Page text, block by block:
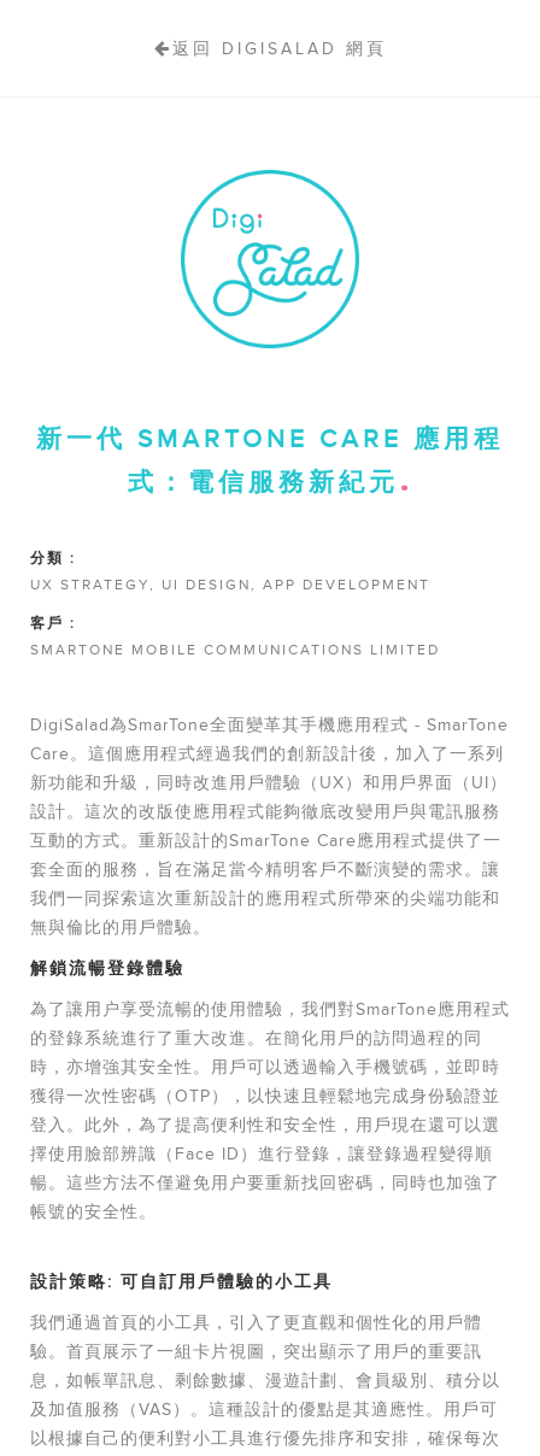
返回 DIGISALAD 網頁
新一代 SMARTONE CARE 應用程
式：電信服務新紀元
分類 :
UX STRATEGY, UI DESIGN, APP DEVELOPMENT
客戶 :
SMARTONE MOBILE COMMUNICATIONS LIMITED
DigiSalad為SmarTone全面變革其手機應用程式 - SmarTone
Care。這個應用程式經過我們的創新設計後，加入了一系列
新功能和升級，同時改進用戶體驗（UX）和用戶界面（UI）
設計。這次的改版使應用程式能夠徹底改變用戶與電訊服務
互動的方式。重新設計的SmarTone Care應用程式提供了一
套全面的服務，旨在滿足當今精明客戶不斷演變的需求。讓
我們一同探索這次重新設計的應用程式所帶來的尖端功能和
無與倫比的用戶體驗。
解鎖流暢登錄體驗
為了讓用户享受流暢的使用體驗，我們對SmarTone應用程式
的登錄系統進行了重大改進。在簡化用戶的訪問過程的同
時，亦增強其安全性。用戶可以透過輸入手機號碼，並即時
獲得一次性密碼（OTP），以快速且輕鬆地完成身份驗證並
登入。此外，為了提高便利性和安全性，用戶現在還可以選
擇使用臉部辨識（Face ID）進行登錄，讓登錄過程變得順
暢。這些方法不僅避免用户要重新找回密碼，同時也加強了
帳號的安全性。
設計策略: 可自訂用戶體驗的小工具
我們通過首頁的小工具，引入了更直觀和個性化的用戶體
驗。首頁展示了一組卡片視圖，突出顯示了用戶的重要訊
息，如帳單訊息、剩餘數據、漫遊計劃、會員級別、積分以
及加值服務（VAS）。這種設計的優點是其適應性。用戶可
以根據自己的便利對小工具進行優先排序和安排，確保每次